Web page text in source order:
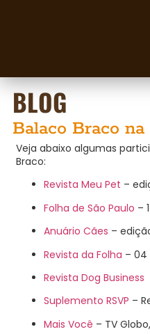
BLOG
Balaco Braco
Veja abaixo algumas
Braco:
Revista Meu Pet –
Folha de São Paulo –
Anuário Cães –
Revista da Folha – 04
Revista Dog Business
Suplemento RSVP –
Mais Você – TV